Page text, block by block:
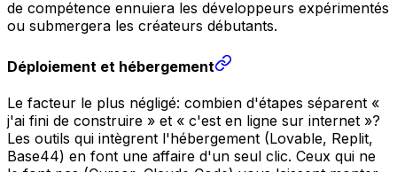
de compétence ennuiera les développeurs expérimentés
ou submergera les créateurs débutants.
Déploiement et hébergement
Le facteur le plus négligé: combien d'étapes séparent «
j'ai fini de construire » et « c'est en ligne sur internet »?
Les outils qui intègrent l'hébergement (Lovable, Replit,
Base44) en font une affaire d'un seul clic. Ceux qui ne